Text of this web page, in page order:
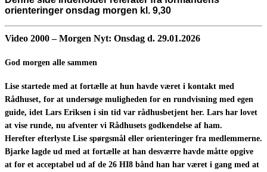
orienteringer onsdag morgen kl. 9,30
Video 2000 – Morgen Nyt: Onsdag d. 29.01.2026
God morgen alle sammen
Lise startede med at fortælle at hun havde været i kontakt med
Rådhuset, for at undersøge muligheden for en rundvisning med egen
guide, idet Lars Eriksen i sin tid var rådhusbetjent her. Lars har lovet
at vise runde, nu afventer vi Rådhusets godkendelse af ham.
Herefter efterlyste Lise spørgsmål eller orienteringer fra medlemmerne.
Bjarke lagde ud med at fortælle at han desværre havde måtte opgive
at for et acceptabel ud af de 26 HI8 bånd han har været i gang med at